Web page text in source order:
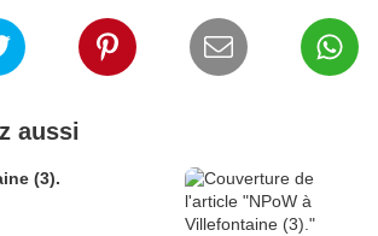
aussi
(3).